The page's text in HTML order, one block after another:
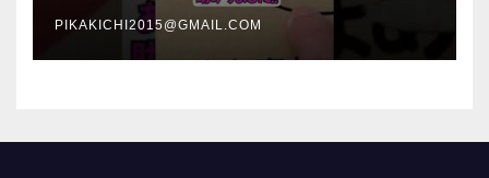
PIKAKICHI2015@GMAIL.COM